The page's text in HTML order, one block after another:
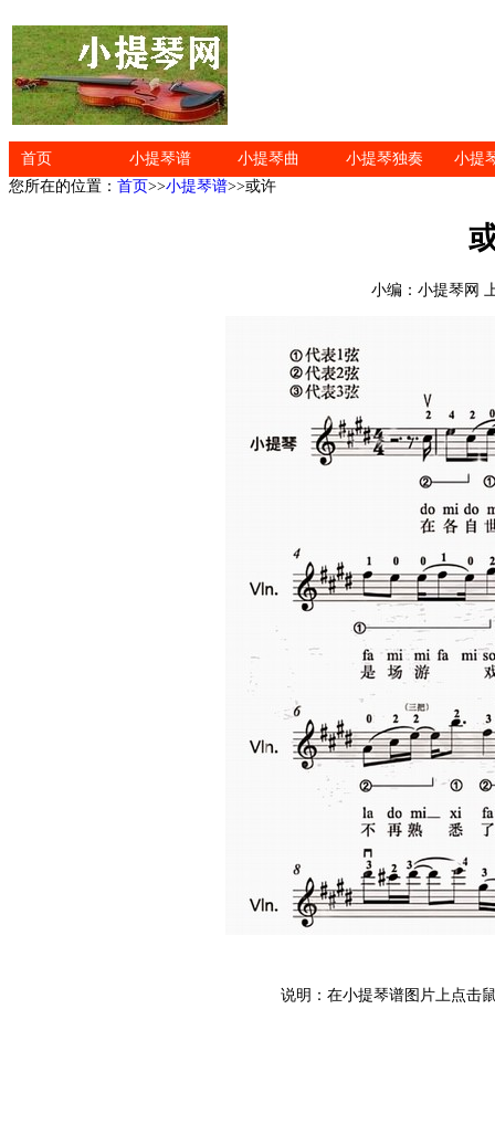
首页 小提琴谱 小提琴曲 小提琴独奏
小提
您所在的位置： 首页>>小提琴谱>>或许
小编：小提琴网
说明：在小提琴谱图片上点击